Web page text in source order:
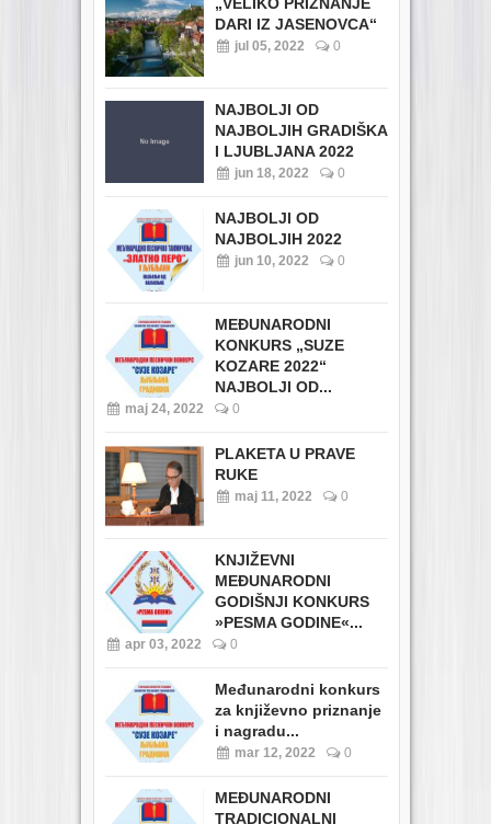
DARI IZ JASENOVCA“
jul 05, 2022 0
NAJBOLJI OD
NAJBOLJIH GRADIŠKA
I LJUBLJANA 2022
jun 18, 2022 0
NAJBOLJI OD
NAJBOLJIH 2022
jun 10, 2022 0
MEĐUNARODNI
KONKURS „SUZE
KOZARE 2022“
NAJBOLJI OD...
maj 24, 2022 0
PLAKETA U PRAVE
RUKE
maj 11, 2022 0
KNJIŽEVNI
MEĐUNARODNI
GODIŠNJI KONKURS
»PESMA GODINE«...
apr 03, 2022 0
Međunarodni konkurs
za književno priznanje
i nagradu...
mar 12, 2022 0
MEĐUNARODNI
TRADICIONALNI